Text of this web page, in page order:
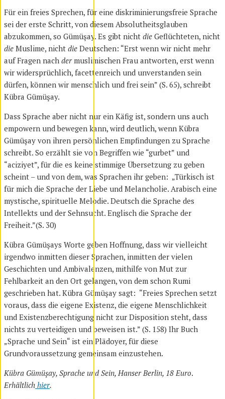
Für ein freies Sprechen, für eine diskriminierungsfreie Sprache
sei der erste Schritt, von diesem Absolutheitsglauben
abzukommen, so Gümüşay. Es gibt nicht die Geflüchteten, nicht
die Muslime, nicht die Deutschen: “Erst wenn wir nicht mehr
auf Fragen nach dermuslimischen Frau antworten, erst wenn
wir widersprüchlich, facettenreich und unverstanden sein
dürfen, können wir menschlich und frei sein” (S. 65), schreibt
Kübra Gümüşay.
Dass Sprache aber nicht nur ein Käfig ist, sondern uns auch
empowern und bewegen kann, wird deutlich, wenn Kübra
Gümüşay von ihren persönlichen Empfindungen zu Sprache
schreibt. So erzählt sie von Begriffen wie “gurbet” und
“aciziyet”, für die es keine stimmige Übersetzung zu geben
scheint – und von dem, was Sprachen ihr geben: „Türkisch ist
für mich die Sprache der Liebe und Melancholie. Arabisch eine
mystische, spirituelle Melodie. Deutsch die Sprache des
Intellekts und der Sehnsucht. Englisch die Sprache der
Freiheit.”(S. 30)
Kübra Gümüşays Worte geben Hoffnung, dass wir vielleicht
irgendwo inmitten dieser Sprachen, inmitten der vielen
Geschichten und Ambivalenzen, mithilfe von Mut zur
Fehlbarkeit an den Ort gelangen, von dem schon Rumi
geschrieben hat. Kübra Gümüşay sagt: “Freies Sprechen setzt
voraus, dass die eigene Existenz, die eigene Menschlichkeit
und Existenzberechtigung nicht zur Disposition steht, dass
nichts zu verteidigen und beweisen ist.” (S. 158) Ihr Buch
„Sprache und Sein“ ist ein Plädoyer, für diese
Grundvoraussetzung gemeinsam einzustehen.
Kübra Gümüşay, Sprache und Sein, Hanser Berlin, 18 Euro.
Erhältlich hier.